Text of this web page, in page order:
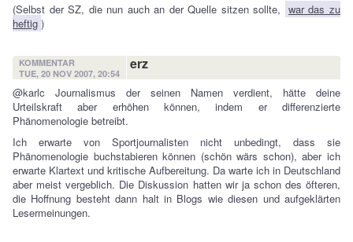
(Selbst der SZ, die nun auch an der Quelle sitzen sollte, war das zu
heftig )
KOMMENTAR
TUE, 20 NOV 2007, 20:54
erz
@karlc Journalismus der seinen Namen verdient, hätte deine
Urteilskraft aber erhöhen können, indem er differenzierte
Phänomenologie betreibt.
Ich erwarte von Sportjournalisten nicht unbedingt, dass sie
Phänomenologie buchstabieren können (schön wärs schon), aber ich
erwarte Klartext und kritische Aufbereitung. Da warte ich in Deutschland
aber meist vergeblich. Die Diskussion hatten wir ja schon des öfteren,
die Hoffnung besteht dann halt in Blogs wie diesen und aufgeklärten
Lesermeinungen.